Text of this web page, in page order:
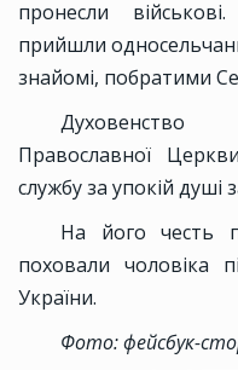
пронесли
прийшли
знайомі, побратими
Духовенство
Православної
службу за упокій душі
На його честь
поховали чоловіка
України.
Фото: фейсбук-